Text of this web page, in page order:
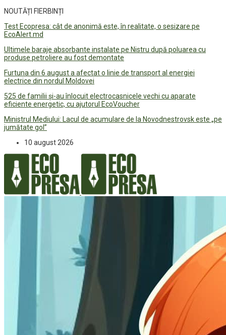
NOUTĂȚI FIERBINȚI
Test Ecopresa: cât de anonimă este, în realitate, o sesizare pe
EcoAlert.md
Ultimele baraje absorbante instalate pe Nistru după poluarea cu
produse petroliere au fost demontate
Furtuna din 6 august a afectat o linie de transport al energiei
electrice din nordul Moldovei
525 de familii și-au înlocuit electrocasnicele vechi cu aparate
eficiente energetic, cu ajutorul EcoVoucher
Ministrul Mediului: Lacul de acumulare de la Novodnestrovsk este „pe
jumătate gol”
10 august 2026